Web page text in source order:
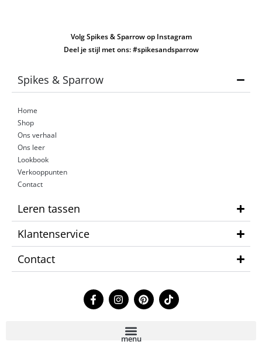
Volg Spikes & Sparrow op Instagram
Deel je stijl met ons: #spikesandsparrow
Spikes & Sparrow
Home
Shop
Ons verhaal
Ons leer
Lookbook
Verkooppunten
Contact
Leren tassen
Klantenservice
Contact
F
a
c
I
n
s
g
P
i
n
T
i
k
menu